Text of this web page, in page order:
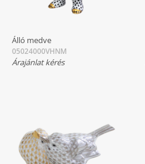
Álló medve
05024000VHNM
Árajánlat kérés